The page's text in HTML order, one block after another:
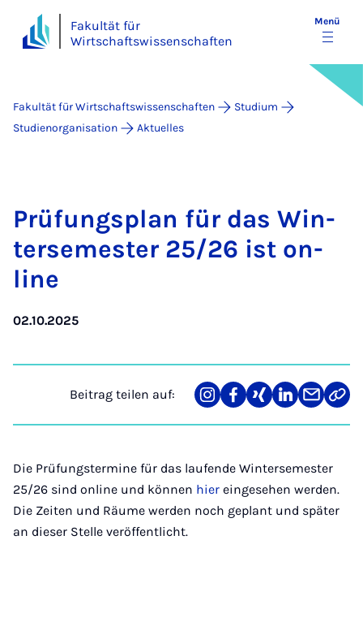
Fakultät für
Wirtschaftswissenschaften
Menü
Fakultät für Wirtschaftswissenschaften
Studium
Studienorganisation
Aktuelles
Prü­fungs­plan für das Win­
ter­se­mes­ter 25/26 ist on­
line
02.10.2025
Beitrag teilen auf:
Teilen
auf
Teilen
auf
Teilen
auf
Teilen
auf
Teilen
über
Mail
Link
Die Prüfungstermine für das laufende Wintersemester
25/26 sind online und können hier eingesehen werden.
Die Zeiten und Räume werden noch geplant und später
an dieser Stelle veröffentlicht.